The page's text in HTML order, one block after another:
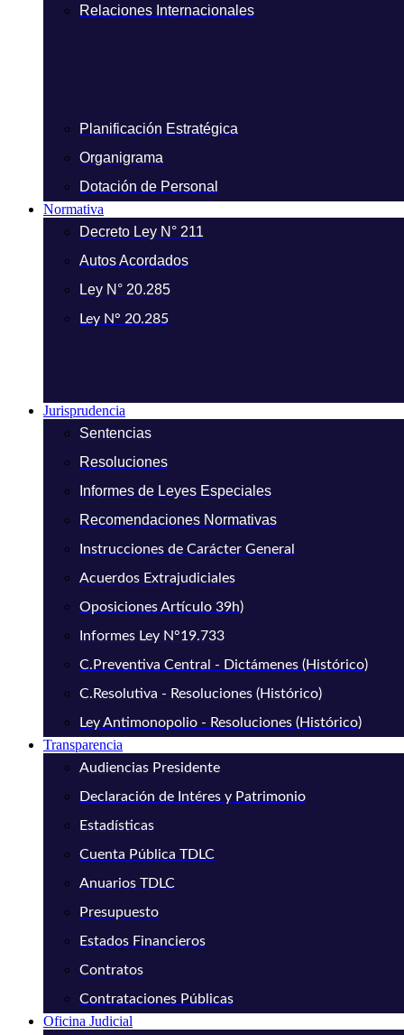
Relaciones Internacionales
Planificación Estratégica
Organigrama
Dotación de Personal
Normativa
Decreto Ley N° 211
Autos Acordados
Ley N° 20.285
Ley N° 20.285
Jurisprudencia
Sentencias
Resoluciones
Informes de Leyes Especiales
Recomendaciones Normativas
Instrucciones de Carácter General
Acuerdos Extrajudiciales
Oposiciones Artículo 39h)
Informes Ley N°19.733
C.Preventiva Central - Dictámenes (Histórico)
C.Resolutiva - Resoluciones (Histórico)
Ley Antimonopolio - Resoluciones (Histórico)
Transparencia
Audiencias Presidente
Declaración de Intéres y Patrimonio
Estadísticas
Cuenta Pública TDLC
Anuarios TDLC
Presupuesto
Estados Financieros
Contratos
Contrataciones Públicas
Oficina Judicial